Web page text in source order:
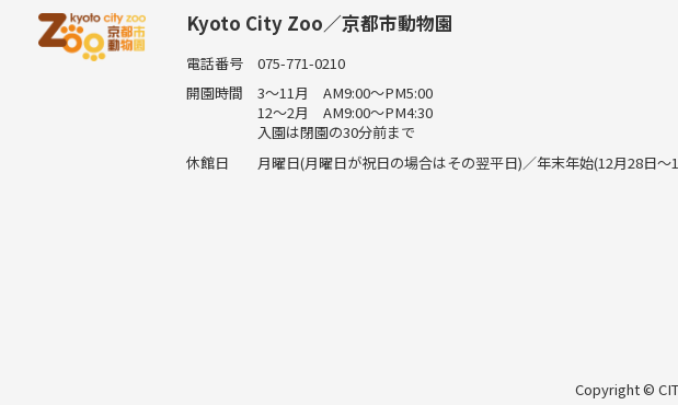
Kyoto City Zoo／京都市動物園
電話番号
075-771-0210
開園時間
3～11月 AM9:00～PM5:00
12～2月 AM9:00～PM4:30
入園は閉園の30分前まで
休館日
月曜日(月曜日が祝日の場合はその翌平日)／年末年始(12月28日～
Copyright ©